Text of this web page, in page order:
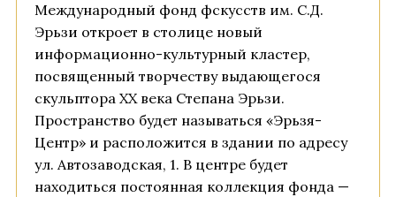
Международный фонд фскусств им. С.Д.
Эрьзи откроет в столице новый
информационно-культурный кластер,
посвященный творчеству выдающегося
скульптора ХХ века Степана Эрьзи.
Пространство будет называться «Эрьзя-
Центр» и расположится в здании по адресу
ул. Автозаводская, 1. В центре будет
находиться постоянная коллекция фонда —